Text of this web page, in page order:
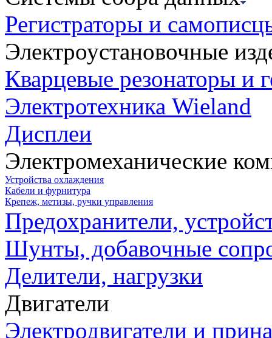
Регистраторы и
Электроустановочные
Кварцевые резонаторы и
Электротехника Wieland
Дисплеи
Электромеханические
Устройства охлаждения
Кабели и фурнитура
Крепеж, метизы, ручки управления
Предохранители,
Шунты, добавочные
Делители, нагрузки
Двигатели
Электродвигатели и